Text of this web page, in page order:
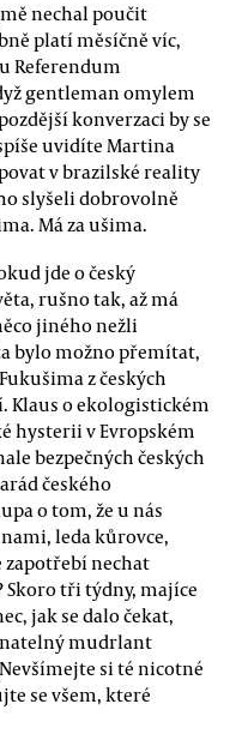
nechal poučit
platí měsíčně víc,
Referendum
gentleman omylem
konverzaci by se
uvidíte Martina
v brazilské reality
slyšeli dobrovolně
Má za ušima.
jde o český
rušno tak, až má
jiného nežli
bylo možno přemítat,
z českých
o ekologistickém
hysterii v Evropském
bezpečných českých
českého
o tom, že u nás
leda kůrovce,
zapotřebí nechat
tři týdny, majíce
jak se dalo čekat,
mudrlant
si té nicotné
se všem, které